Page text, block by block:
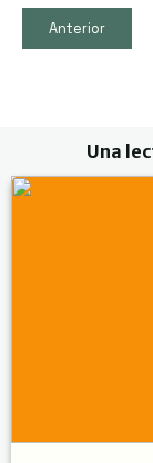
Anterior
Una